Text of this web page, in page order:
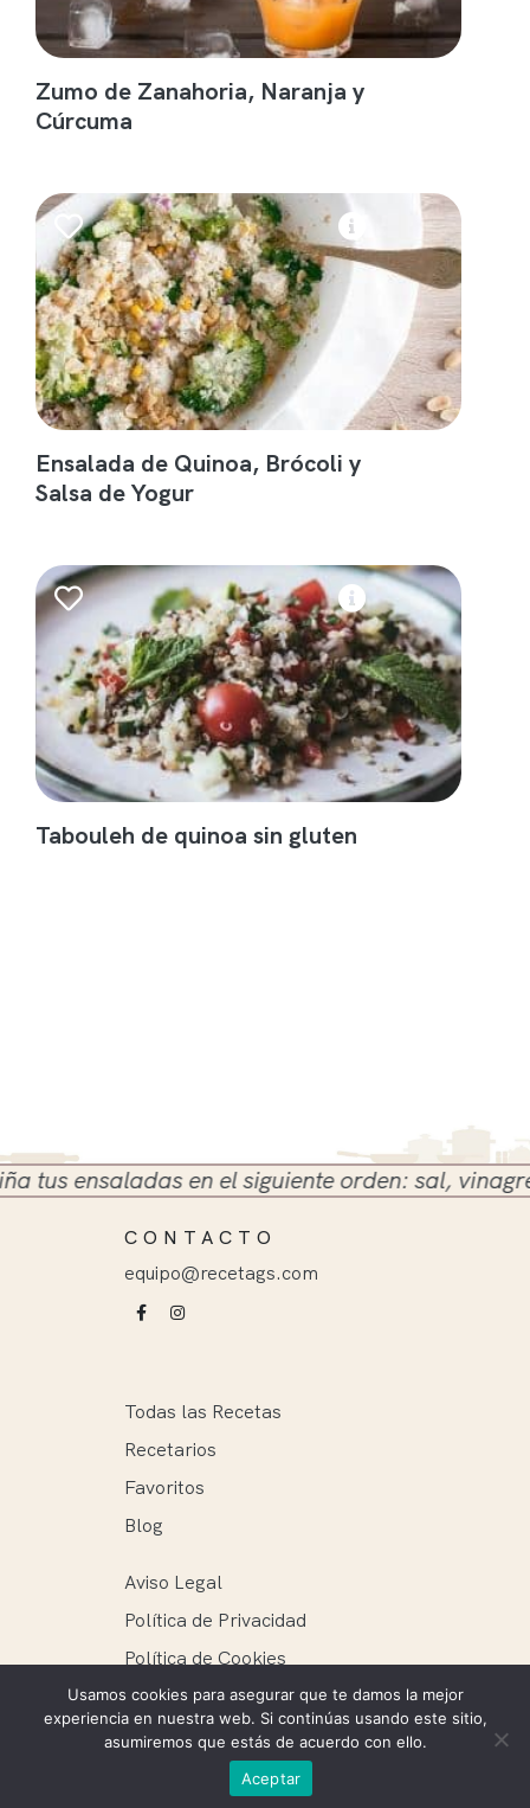
Zumo de Zanahoria, Naranja y
Cúrcuma
Ensalada de Quinoa, Brócoli y
Salsa de Yogur
Tabouleh de quinoa sin gluten
ensaladas en el siguiente orden: sal, vinagre y
CONTACTO
equipo@recetags.com
Todas las Recetas
Recetarios
Favoritos
Blog
Aviso Legal
Política de Privacidad
Política de Cookies
Recetags ® 2025. Todos los derechos reservados.
Mantenimiento web: Ellie Miguel
Usamos cookies para asegurar que te damos la mejor
experiencia en nuestra web. Si continúas usando este sitio,
asumiremos que estás de acuerdo con ello.
Aceptar